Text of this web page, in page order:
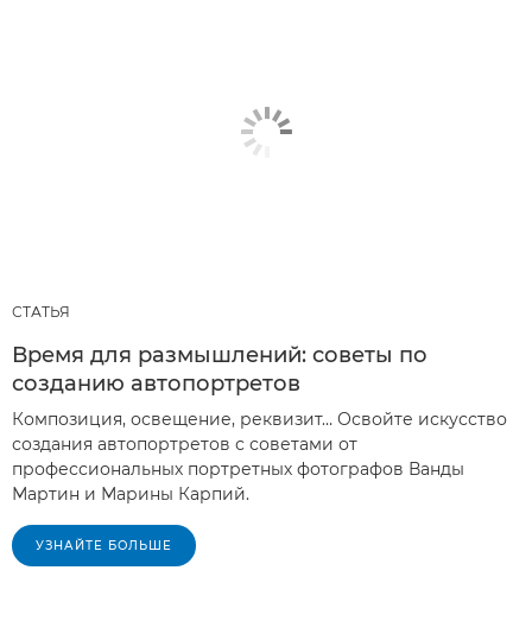
СТАТЬЯ
Время для размышлений: советы по
созданию автопортретов
Композиция, освещение, реквизит… Освойте искусство
создания автопортретов с советами от
профессиональных портретных фотографов Ванды
Мартин и Марины Карпий.
УЗНАЙТЕ БОЛЬШЕ